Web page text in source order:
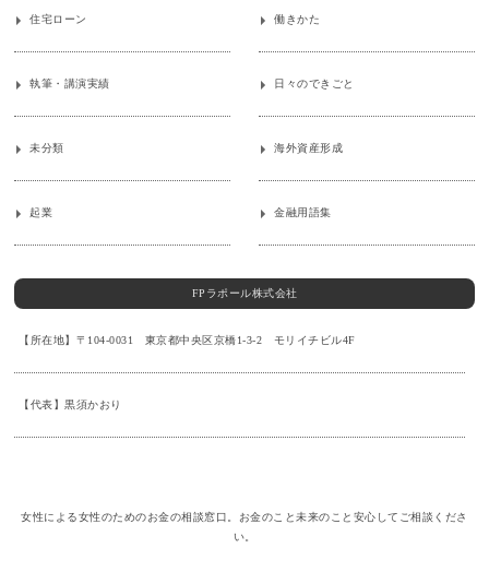
住宅ローン 働きかた
執筆・講演実績 日々のできごと
未分類 海外資産形成
起業 金融用語集
FPラポール株式会社
【所在地】〒104-0031 東京都中央区京橋1-3-2 モリイチビル4F
【代表】黒須かおり
女性による女性のためのお金の相談窓口。お金のこと未来のこと安心してご相談くださ
い。